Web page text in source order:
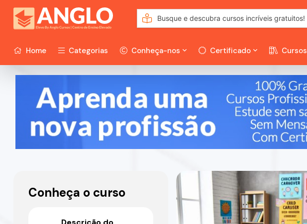
Home Categorias Conheça-nos Certificado Cursos
Conheça o curso